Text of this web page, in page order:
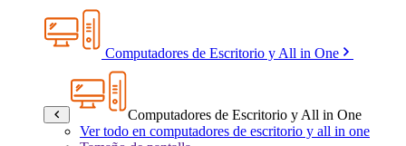
Computadores de Escritorio y All in One
Computadores de Escritorio y All in One
Ver todo en computadores de escritorio y all in one